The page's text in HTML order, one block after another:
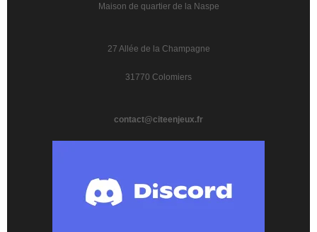
Maison de quartier de la Naspe
27 Allée de la Champagne
31770 Colomiers
contact@citeenjeux.fr